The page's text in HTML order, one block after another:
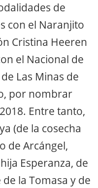
de
con el Naranjito
Cristina Heeren
el Nacional de
Las Minas de
por nombrar
Entre tanto,
(de la cosecha
de Arcángel,
Esperanza, de
la Tomasa y de